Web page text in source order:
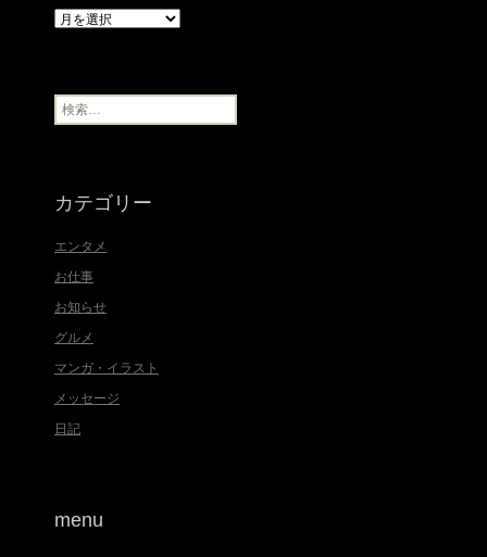
ア
ブ
検
索
カテゴリー
エンタメ
お仕事
お知らせ
グルメ
マンガ・イラスト
メッセージ
日記
menu